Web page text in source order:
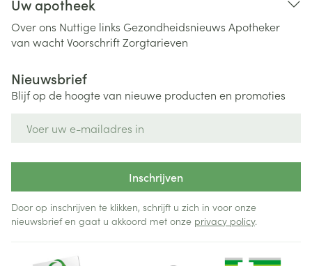
Uw apotheek
Over ons Nuttige links Gezondheidsnieuws Apotheker
van wachtVoorschriftZorgtarieven
Nieuwsbrief
Blijf op de hoogte van nieuwe producten en promoties
Inschrijven
Door op inschrijven te klikken, schrijft u zich in voor onze
nieuwsbrief en gaat u akkoord met onze privacy policy.